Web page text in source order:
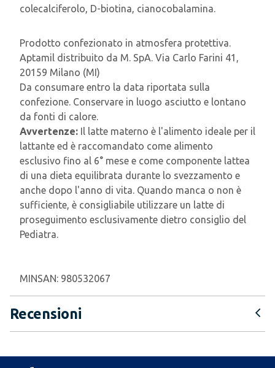
colecalciferolo, D-biotina, cianocobalamina.
Prodotto confezionato in atmosfera protettiva.
Aptamil distribuito da M. SpA. Via Carlo Farini 41,
20159 Milano (MI)
Da consumare entro la data riportata sulla
confezione. Conservare in luogo asciutto e lontano
da fonti di calore.
Avvertenze: Il latte materno è l'alimento ideale per il
lattante ed è raccomandato come alimento
esclusivo fino al 6° mese e come componente lattea
di una dieta equilibrata durante lo svezzamento e
anche dopo l'anno di vita. Quando manca o non è
sufficiente, è consigliabile utilizzare un latte di
proseguimento esclusivamente dietro consiglio del
Pediatra.
MINSAN: 980532067
Recensioni